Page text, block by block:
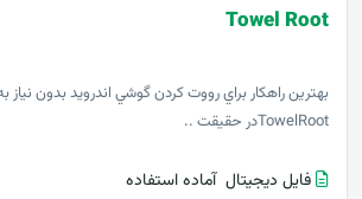
Towel Root
بهترين راهکار براي رووت کردن گوشي اندرويد بدون نياز
TowelRootدر حقيقت ..
فایل دیجیتال آماده استفاده